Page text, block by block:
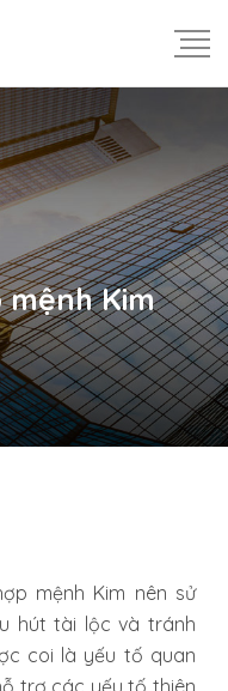
Kim
mệnh Kim nên sử
hút tài lộc và tránh
coi là yếu tố quan